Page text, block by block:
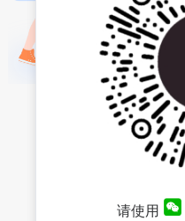
请使用